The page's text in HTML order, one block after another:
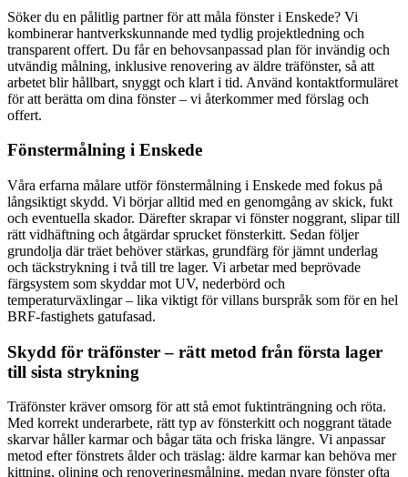
Söker du en pålitlig partner för att måla fönster i Enskede? Vi
kombinerar hantverkskunnande med tydlig projektledning och
transparent offert. Du får en behovsanpassad plan för invändig och
utvändig målning, inklusive renovering av äldre träfönster, så att
arbetet blir hållbart, snyggt och klart i tid. Använd kontaktformuläret
för att berätta om dina fönster – vi återkommer med förslag och
offert.
Fönstermålning i Enskede
Våra erfarna målare utför fönstermålning i Enskede med fokus på
långsiktigt skydd. Vi börjar alltid med en genomgång av skick, fukt
och eventuella skador. Därefter skrapar vi fönster noggrant, slipar till
rätt vidhäftning och åtgärdar sprucket fönsterkitt. Sedan följer
grundolja där träet behöver stärkas, grundfärg för jämnt underlag
och täckstrykning i två till tre lager. Vi arbetar med beprövade
färgsystem som skyddar mot UV, nederbörd och
temperaturväxlingar – lika viktigt för villans burspråk som för en hel
BRF-fastighets gatufasad.
Skydd för träfönster – rätt metod från första lager
till sista strykning
Träfönster kräver omsorg för att stå emot fuktinträngning och röta.
Med korrekt underarbete, rätt typ av fönsterkitt och noggrant tätade
skarvar håller karmar och bågar täta och friska längre. Vi anpassar
metod efter fönstrets ålder och träslag: äldre karmar kan behöva mer
kittning, oljning och renoveringsmålning, medan nyare fönster ofta